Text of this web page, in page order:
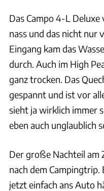
Das Campo 4-L
nass und das nicht nur
Eingang kam das
durch. Auch im High
ganz trocken. Das
gespannt und ist vor
sieht ja wirklich immer
eben auch unglaublich
Der große Nachteil am
nach dem
jetzt einfach ans Auto